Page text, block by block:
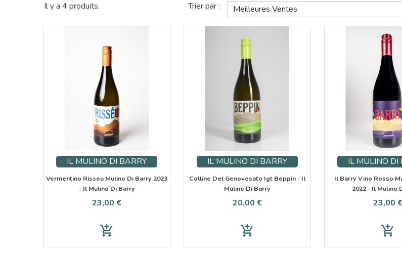
Il y a 4 produits. Trier par : Meilleures Ventes
IL MULINO DI BARRY
Vermentino Risseu Mulino Di Barry 2023
- Il Mulino Di Barry
Prix
23,00 €
add_shopping_cart
IL MULINO DI BARRY
Colline Del Genovesato Igt Beppin - Il
Mulino Di Barry
Prix
20,00 €
add_shopping_cart
IL MULINO DI
Il Barry Vino Rosso
2022 - Il Mulino
Prix
23,00 €
add_shopping_cart